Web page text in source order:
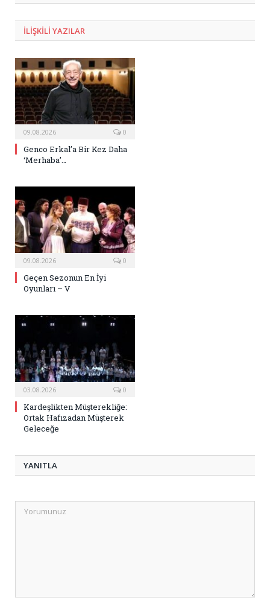
ILIŞKILI YAZILAR
09.08.2026 0
Genco Erkal’a Bir Kez Daha
‘Merhaba’…
09.08.2026 0
Geçen Sezonun En İyi
Oyunları – V
03.08.2026 0
Kardeşlikten Müşterekliğe:
Ortak Hafızadan Müşterek
Geleceğe
YANITLA